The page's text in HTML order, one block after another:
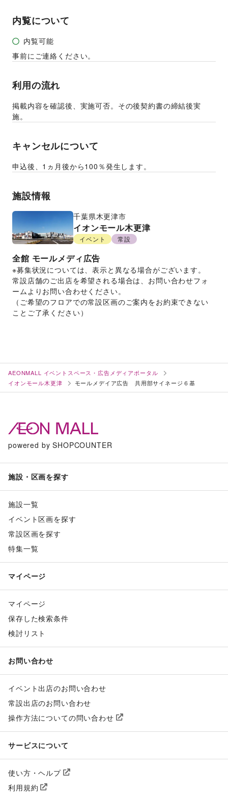
その他エンタメ・ガジェット
内覧について
内覧可能
事前にご連絡ください。
利用の流れ
掲載内容を確認後、実施可否。その後契約書の締結後実
施。
キャンセルについて
申込後、1ヵ月後から100％発生します。
施設情報
千葉県木更津市
イオンモール木更津
イベント 常設
全館 モールメディ広告
※募集状況については、表示と異なる場合がございます。
常設店舗のご出店を希望される場合は、お問い合わせフォ
ームよりお問い合わせください。
（ご希望のフロアでの常設区画のご案内をお約束できない
ことご了承ください）
AEONMALL イベントスペース・広告メディアポータル
イオンモール木更津
モールメデイア広告 共用部サイネージ６基
powered by SHOPCOUNTER
施設・区画を探す
施設一覧
イベント区画を探す
常設区画を探す
特集一覧
マイページ
マイページ
保存した検索条件
検討リスト
お問い合わせ
イベント出店のお問い合わせ
常設出店のお問い合わせ
操作方法についての問い合わせ
サービスについて
使い方・ヘルプ
利用規約